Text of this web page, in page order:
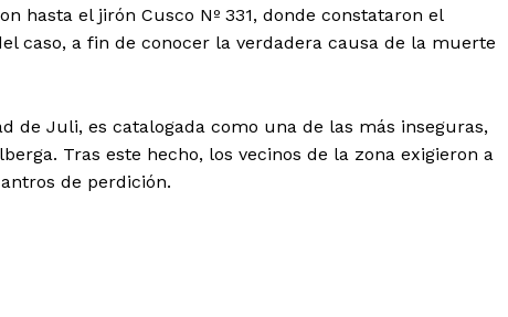
hasta el jirón Cusco Nº 331, donde constataron el
caso, a fin de conocer la verdadera causa de la muerte
de Juli, es catalogada como una de las más inseguras,
Tras este hecho, los vecinos de la zona exigieron a
de perdición.